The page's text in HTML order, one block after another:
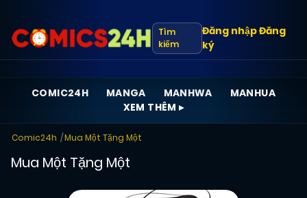
Tìm
kiếm
Đăng nhậpĐăng
ký
COMIC24H MANGA MANHWA
MANHUA
XEM THÊM ▸
Comic24h Mua Một Tặng Một
Mua Một Tặng Một